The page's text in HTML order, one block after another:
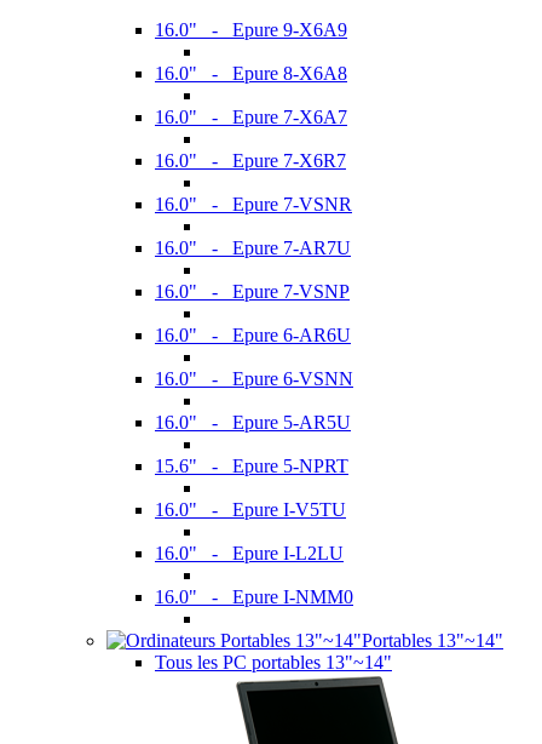
16.0" - Epure 9-X6A9
16.0" - Epure 8-X6A8
16.0" - Epure 7-X6A7
16.0" - Epure 7-X6R7
16.0" - Epure 7-VSNR
16.0" - Epure 7-AR7U
16.0" - Epure 7-VSNP
16.0" - Epure 6-AR6U
16.0" - Epure 6-VSNN
16.0" - Epure 5-AR5U
15.6" - Epure 5-NPRT
16.0" - Epure I-V5TU
16.0" - Epure I-L2LU
16.0" - Epure I-NMM0
Portables 13"~14"
Tous les PC portables 13"~14"